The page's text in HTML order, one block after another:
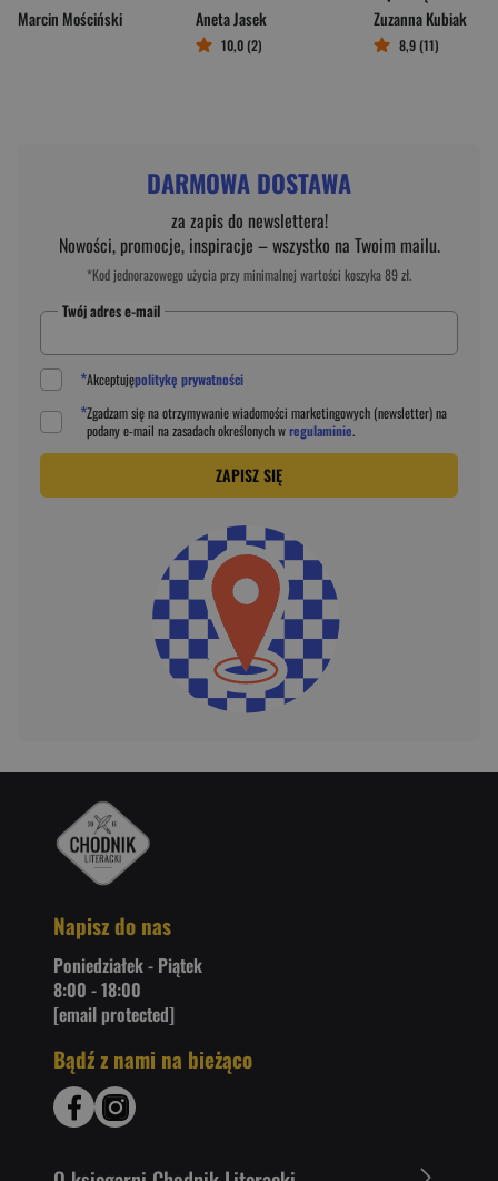
Marcin Mościński
Aneta Jasek
10,0 (2)
Zuzanna Kubiak
8,9 (11)
DARMOWA DOSTAWA
za zapis do newslettera!
Nowości, promocje, inspiracje – wszystko na Twoim mailu.
*Kod jednorazowego użycia przy minimalnej wartości koszyka 89 zł.
Twój adres e-mail
*Akceptujępolitykę prywatności
*Zgadzam się na otrzymywanie wiadomości marketingowych (newsletter) na
podanye-mail na zasadach określonych wregulaminie.
ZAPISZ SIĘ
Napisz do nas
Poniedziałek - Piątek
8:00 - 18:00
[email protected]
Bądź z nami na bieżąco